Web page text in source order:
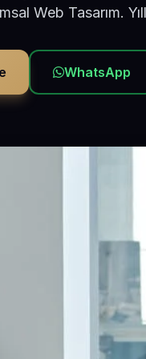
Web Tasarım.
WhatsApp